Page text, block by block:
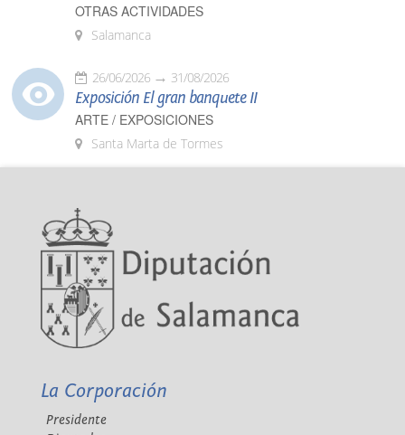
OTRAS ACTIVIDADES
Salamanca
26/06/2026 31/08/2026
Exposición El gran banquete II
ARTE / EXPOSICIONES
Santa Marta de Tormes
La Corporación
Presidente